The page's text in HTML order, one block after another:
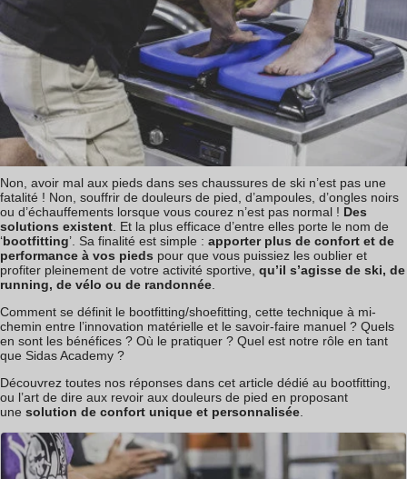
Non, avoir mal aux pieds dans ses chaussures de ski n’est pas une
fatalité ! Non, souffrir de douleurs de pied, d’ampoules, d’ongles noirs
ou d’échauffements lorsque vous courez n’est pas normal ! Des
solutions existent. Et la plus efficace d’entre elles porte le nom de
‘bootfitting’. Sa finalité est simple : apporter plus de confort et de
performance à vos pieds pour que vous puissiez les oublier et
profiter pleinement de votre activité sportive, qu’il s’agisse de ski, de
running, de vélo ou de randonnée.
Comment se définit le bootfitting/shoefitting, cette technique à mi-
chemin entre l’innovation matérielle et le savoir-faire manuel ? Quels
en sont les bénéfices ? Où le pratiquer ? Quel est notre rôle en tant
que Sidas Academy ?
Découvrez toutes nos réponses dans cet article dédié au bootfitting,
ou l’art de dire aux revoir aux douleurs de pied en proposant
une solution de confort unique et personnalisée.